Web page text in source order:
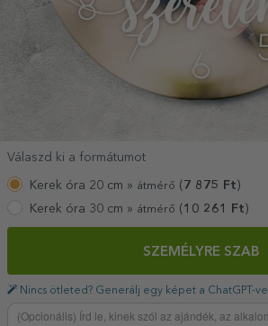
Válaszd ki a formátumot
Kerek óra 20 cm » átmérő ( 7 875 Ft )
Kerek óra 30 cm » átmérő (10 261 Ft)
SZEMÉLYRE SZAB
Nincs ötleted? Generálj egy képet a ChatGPT-vel